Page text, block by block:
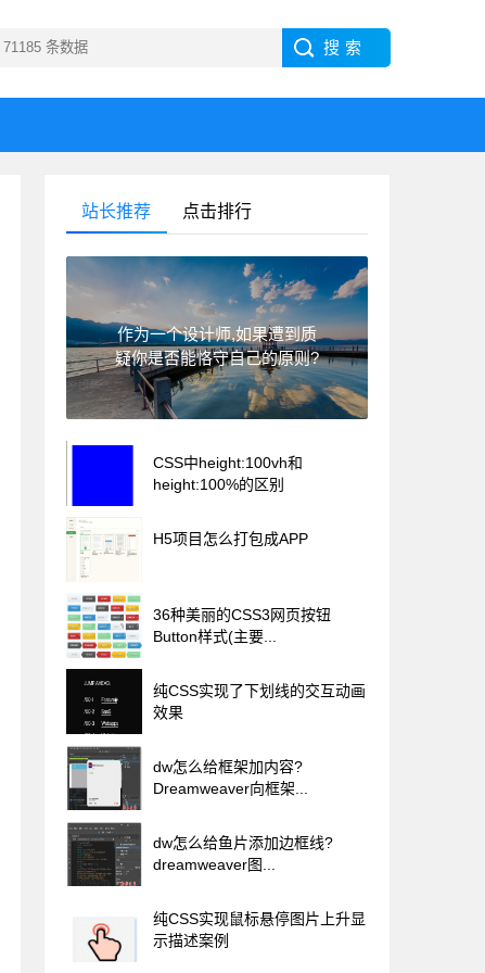
站长推荐 点击排行
作为一个设计师,如果遭到质
疑你是否能恪守自己的原则?
CSS中height:100vh和
height:100%的区别
H5项目怎么打包成APP
36种美丽的CSS3网页按钮
Button样式(主要...
纯CSS实现了下划线的交互动画
效果
dw怎么给框架加内容?
Dreamweaver向框架...
dw怎么给鱼片添加边框线?
dreamweaver图...
纯CSS实现鼠标悬停图片上升显
示描述案例